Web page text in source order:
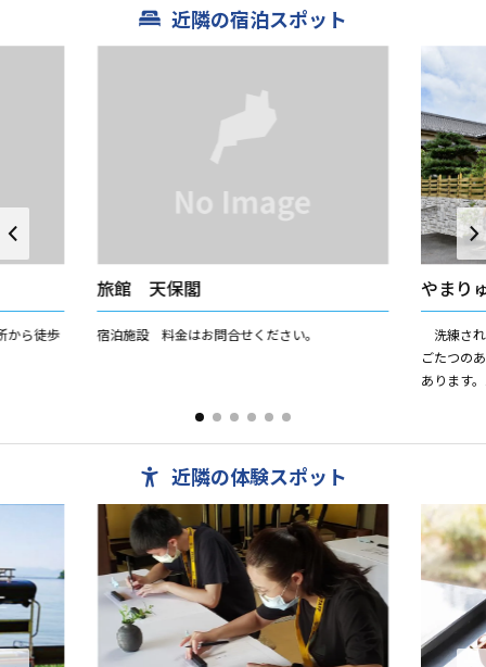
近隣の宿泊スポット
から徒歩
旅館 天保閣
宿泊施設 料金はお問合せください。
やまり
洗練さ
ごたつの
あります
近隣の体験スポット